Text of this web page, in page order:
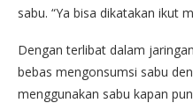
sabu. “Ya bisa dikatakan ikut
Dengan terlibat dalam
bebas mengonsumsi sabu
menggunakan sabu kapan